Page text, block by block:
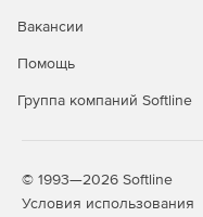
Вакансии
Помощь
Группа компаний Softline
© 1993—2026 Softline
Условия использования